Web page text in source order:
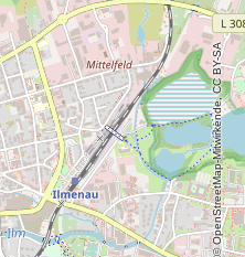
© OpenStreetMap-Mitwirkende, CC BY-SA